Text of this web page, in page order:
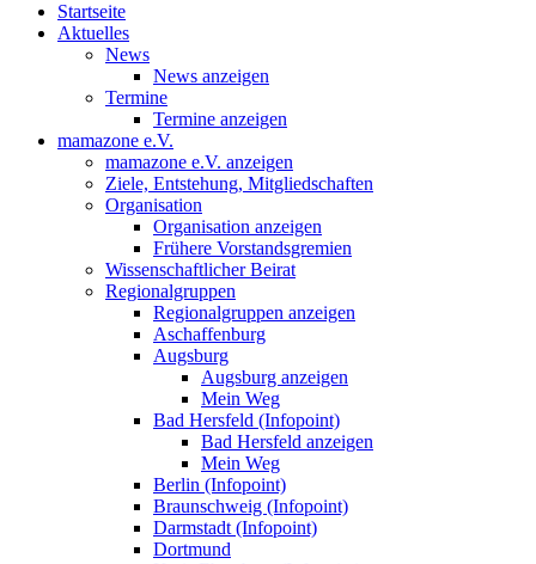
Startseite
Aktuelles
News
News anzeigen
Termine
Termine anzeigen
mamazone e.V.
mamazone e.V. anzeigen
Ziele, Entstehung, Mitgliedschaften
Organisation
Organisation anzeigen
Frühere Vorstandsgremien
Wissenschaftlicher Beirat
Regionalgruppen
Regionalgruppen anzeigen
Aschaffenburg
Augsburg
Augsburg anzeigen
Mein Weg
Bad Hersfeld (Infopoint)
Bad Hersfeld anzeigen
Mein Weg
Berlin (Infopoint)
Braunschweig (Infopoint)
Darmstadt (Infopoint)
Dortmund